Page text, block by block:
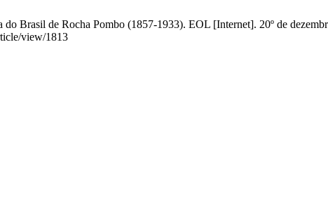
Brasil de Rocha Pombo (1857-1933). EOL [Internet]. 20º de
view/1813